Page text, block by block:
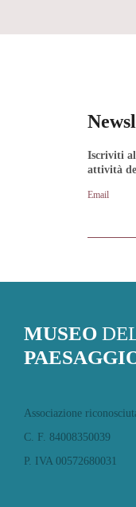
Iscriviti
attività
Email
MUSEO
Associazione
C. F. 84008350039
P. IVA 00572680031